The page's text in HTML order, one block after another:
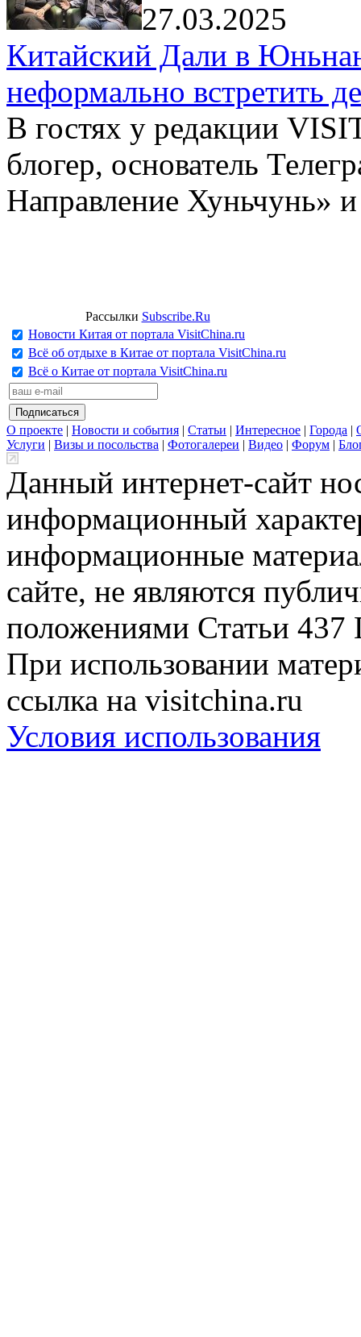
27.03.2025
Китайский Дали в
неформально встретить
В гостях у редакции
блогер, основатель
Направление Хуньчунь»
Рассылки Subscribe.Ru
Новости Китая от портала VisitChina.ru
Всё об отдыхе в Китае от портала VisitChina.ru
Всё о Китае от портала VisitChina.ru
О проекте | Новости и события | Статьи | Интересное | Города |
Услуги | Визы и посольства | Фотогалереи | Видео | Форум |
Данный интернет-сайт
информационный
информационные
сайте, не являются
положениями Статьи 437
При использовании
ссылка на visitchina.ru
Условия использования